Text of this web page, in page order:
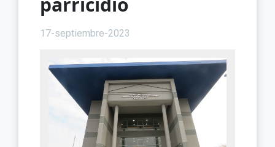
17-septiembre-2023